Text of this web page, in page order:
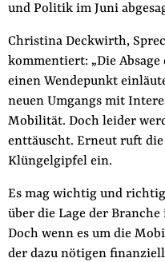
und Politik im Juni
Christina Deckwirth,
kommentiert: „Die
einen Wendepunkt
neuen Umgangs mit
Mobilität. Doch leider
enttäuscht. Erneut ruft
Klüngelgipfel ein.
Es mag wichtig und
über die Lage der
Doch wenn es um die
der dazu nötigen